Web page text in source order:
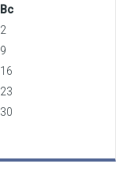
Вс
2
9
16
23
30